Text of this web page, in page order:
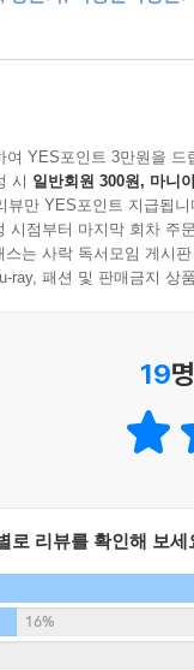
.”
건지. 윤채령 박사님
. 낯이 익은 이유를
여자 형제가 없었다.
라 찾아간 음수대에
윤 자작이 운영하는
갔던 열일곱 살 무렵
, 죽은 일본인 여자
. 간호부가 된다는
전락한 자신들의 처
문대원으로 재회한
령에게도 본격적으
여 YES포인트 3만원을 드
시 일반회원 300원, 마니
뷰만 YES포인트 지급됩니
시점부터 마지막 회차 주
는 사락 독서모임 게시
ray, 패션 및 판매금지 상
19
로 리뷰를 확인해 보세
16%